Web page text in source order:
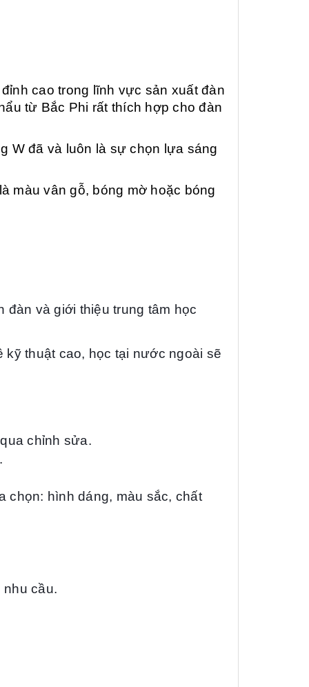
cao trong lĩnh vực sản xuất đàn
từ Bắc Phi rất thích hợp cho đàn
W đã và luôn là sự chọn lựa sáng
màu vân gỗ, bóng mờ hoặc bóng
và giới thiệu trung tâm học
thuật cao, học tại nước ngoài sẽ
chỉnh sửa.
chọn: hình dáng, màu sắc, chất
nhu cầu.